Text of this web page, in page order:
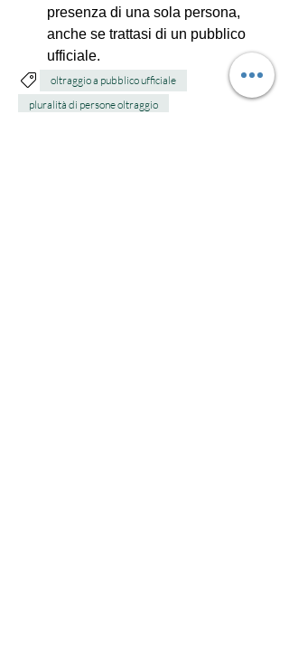
presenza di una sola persona,
anche se trattasi di un pubblico
ufficiale.
oltraggio a pubblico ufficiale
pluralità di persone oltraggio